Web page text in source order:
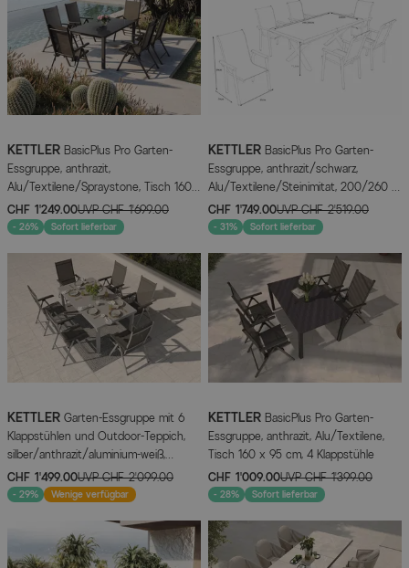
KETTLER BasicPlus Pro Garten-
Essgruppe, anthrazit,
Alu/Textilene/Spraystone, Tisch 160
x 95 cm, 6 Klappstühle
CHF 1’249.00UVPCHF 1’699.00
- 26% Sofort lieferbar
KETTLER BasicPlus Pro Garten-
Essgruppe, anthrazit/schwarz,
Alu/Textilene/Steinimitat, 200/260 x
100 cm, 6 Stapelstühle
CHF 1’749.00UVPCHF 2’519.00
- 31% Sofort lieferbar
KETTLER Garten-Essgruppe mit 6
Klappstühlen und Outdoor-Teppich,
silber/anthrazit/aluminium-weiß,
Alu/Textilene/PET-Garn, ausziehbarer
Tisch 180/240 x 100 cm
CHF 1’499.00UVPCHF 2’099.00
- 29% Wenige verfügbar
KETTLER BasicPlus Pro Garten-
Essgruppe, anthrazit, Alu/Textilene,
Tisch 160 x 95 cm, 4 Klappstühle
CHF 1’009.00UVPCHF 1’399.00
- 28% Sofort lieferbar